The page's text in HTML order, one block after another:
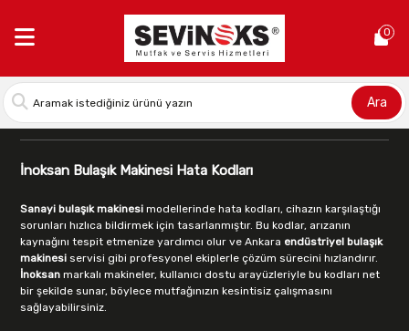
0
Ara
İnoksan BYM052 Hata Kodu ve Anlamları
Sevinoks
İnoksan Bulaşık Makinesi Hata Kodları
Sanayi bulaşık makinesi modellerinde hata kodları, cihazın karşılaştığı
sorunları hızlıca bildirmek için tasarlanmıştır. Bu kodlar, arızanın
kaynağını tespit etmenize yardımcı olur ve Ankara endüstriyel bulaşık
makinesiservisi gibi profesyonel ekiplerle çözüm sürecini hızlandırır.
İnoksan markalı makineler, kullanıcı dostu arayüzleriyle bu kodları net
bir şekilde sunar, böylece mutfağınızın kesintisiz çalışmasını
sağlayabilirsiniz.